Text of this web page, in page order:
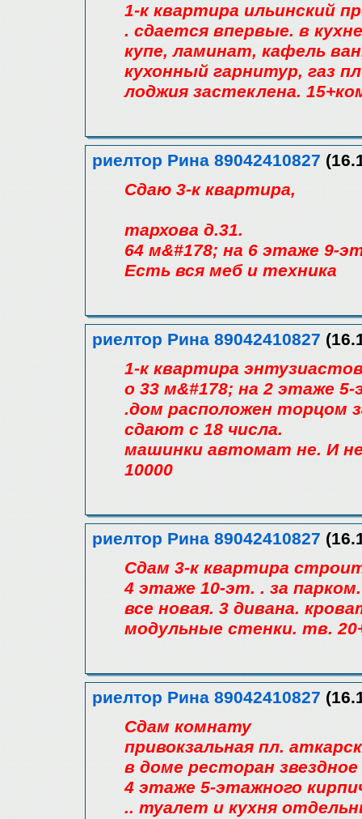
1-к квартира ильинский
. сдается впервые. в
купе, ламинат, кафель
кухонный гарнитур, газ
лоджия застеклена.
риелтор Рина 89042410827
Сдаю 3-к квартира,
тархова д.31.
64 м&#178; на 6 этаже 9-
Есть вся меб и техника
риелтор Рина 89042410827
1-к квартира
о 33 м&#178; на 2 этаже
.дом расположен торцом
сдают с 18 числа.
машинки автомат не. И
10000
риелтор Рина 89042410827
Сдам 3-к квартира
4 этаже 10-эт. . за
все новая. 3 дивана.
модульные стенки. тв.
риелтор Рина 89042410827
Сдам комнату
привокзальная пл.
в доме ресторан
4 этаже 5-этажного
.. туалет и кухня